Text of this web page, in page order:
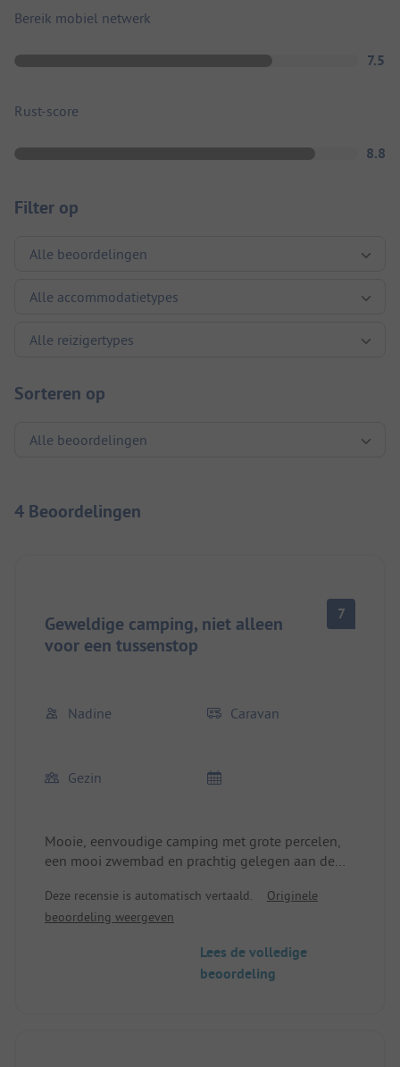
Bereik mobiel netwerk
7.5
Rust-score
8.8
Filter op
Sorteren op
4 Beoordelingen
Geweldige camping, niet alleen
voor een tussenstop
7
Nadine Caravan
Gezin
Mooie, eenvoudige camping met grote percelen,
een mooi zwembad en prachtig gelegen aan de
maar functioneel. Geweldig snackbar en
vriendelijk personeel! Ongeveer 10 km van Dole;
nacht als tussenstop vanuit het zuiden. We komen
zeker terug, misschien ook voor een langere
Deze recensie is automatisch vertaald.
Originele
beoordeling weergeven
Lees de volledige
beoordeling